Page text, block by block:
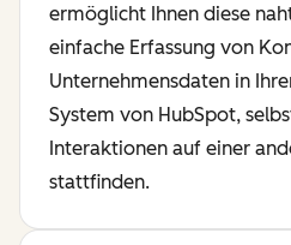
ermöglicht Ihnen diese
einfache Erfassung von
Unternehmensdaten in
System von HubSpot,
Interaktionen auf einer
stattfinden.